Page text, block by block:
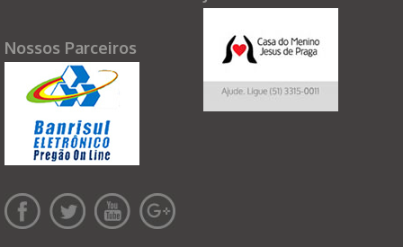
Nossos Parceiros